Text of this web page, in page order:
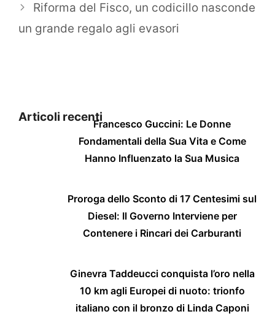
Riforma del Fisco, un codicillo nasconde
un grande regalo agli evasori
Articoli recentiFrancesco Guccini: Le Donne
Fondamentali della Sua Vita e Come
Hanno Influenzato la Sua Musica
Proroga dello Sconto di 17 Centesimi sul
Diesel: Il Governo Interviene per
Contenere i Rincari dei Carburanti
Ginevra Taddeucci conquista l’oro nella
10 km agli Europei di nuoto: trionfo
italiano con il bronzo di Linda Caponi